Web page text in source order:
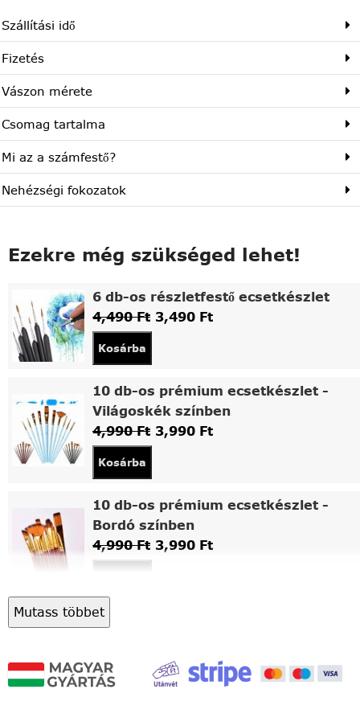
Szállítási idő
Fizetés
Vászon mérete
Csomag tartalma
Mi az a számfestő?
Nehézségi fokozatok
Ezekre még szükséged lehet!
6 db-os részletfestő ecsetkészlet
4,490Ft 3,490 Ft
Kosárba
10 db-os prémium ecsetkészlet -
Világoskék színben
4,990Ft 3,990 Ft
Kosárba
10 db-os prémium ecsetkészlet -
Bordó színben
4,990Ft 3,990 Ft
Asztali fa festőállvány
Kosárba
Mutass többet